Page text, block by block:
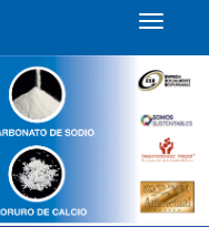
Toggle